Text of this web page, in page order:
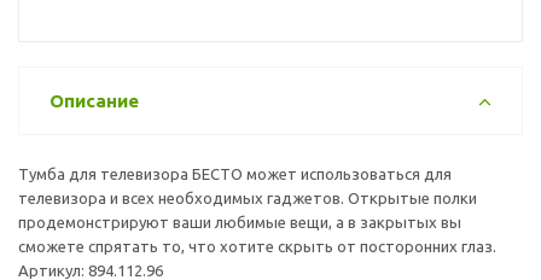
Описание
Тумба для телевизора БЕСТО может использоваться для
телевизора и всех необходимых гаджетов. Открытые полки
продемонстрируют ваши любимые вещи, а в закрытых вы
сможете спрятать то, что хотите скрыть от посторонних глаз.
Артикул: 894.112.96